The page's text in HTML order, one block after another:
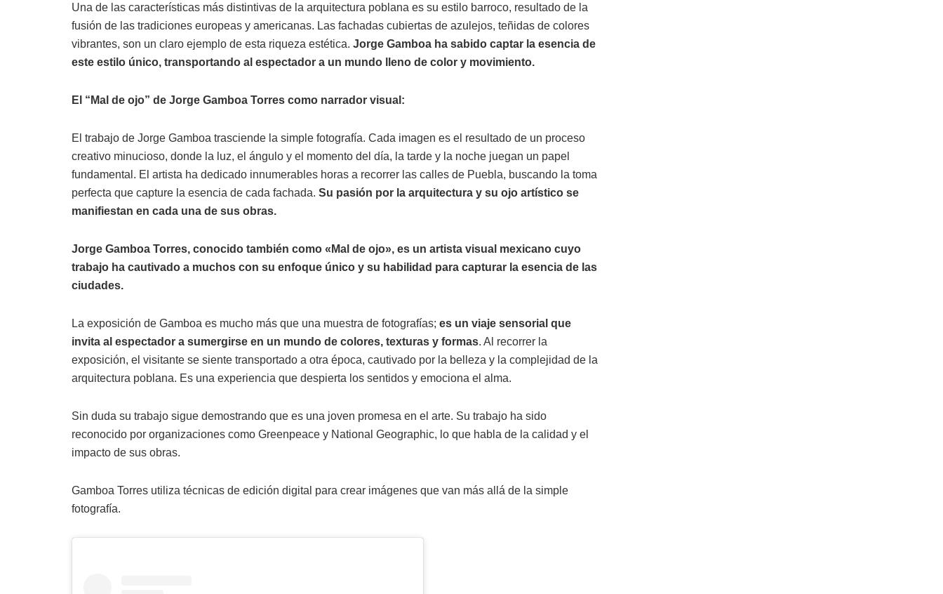
Una de las características más distintivas de la arquitectura poblana es su estilo barroco, resultado de la
fusión de las tradiciones europeas y americanas. Las fachadas cubiertas de azulejos, teñidas de colores
vibrantes, son un claro ejemplo de esta riqueza estética. Jorge Gamboa ha sabido captar la esencia de
este estilo único, transportando al espectador a un mundo lleno de color y movimiento.
El “Mal de ojo” de Jorge Gamboa Torres como narrador visual:
El trabajo de Jorge Gamboa trasciende la simple fotografía. Cada imagen es el resultado de un proceso
creativo minucioso, donde la luz, el ángulo y el momento del día, la tarde y la noche juegan un papel
fundamental. El artista ha dedicado innumerables horas a recorrer las calles de Puebla, buscando la toma
perfecta que capture la esencia de cada fachada. Su pasión por la arquitectura y su ojo artístico se
manifiestan en cada una de sus obras.
Jorge Gamboa Torres, conocido también como «Mal de ojo», es un artista visual mexicano cuyo
trabajo ha cautivado a muchos con su enfoque único y su habilidad para capturar la esencia de las
ciudades.
La exposición de Gamboa es mucho más que una muestra de fotografías; es un viaje sensorial que
invita al espectador a sumergirse en un mundo de colores, texturas y formas. Al recorrer la
exposición, el visitante se siente transportado a otra época, cautivado por la belleza y la complejidad de la
arquitectura poblana. Es una experiencia que despierta los sentidos y emociona el alma.
Sin duda su trabajo sigue demostrando que es una joven promesa en el arte. Su trabajo ha sido
reconocido por organizaciones como Greenpeace y National Geographic, lo que habla de la calidad y el
impacto de sus obras.
Gamboa Torres utiliza técnicas de edición digital para crear imágenes que van más allá de la simple
fotografía.